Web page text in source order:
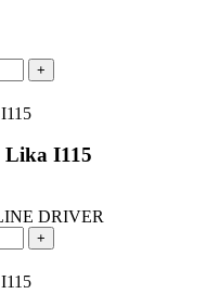
+
Lika I115
DRIVER
+